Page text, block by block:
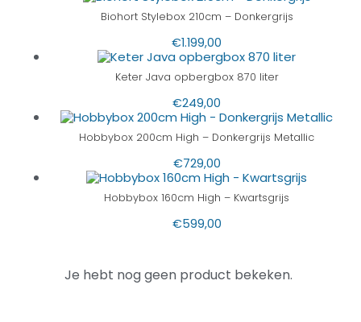
Biohort Stylebox 210cm – Donkergrijs
€1.199,00
Keter Java opbergbox 870 liter
€249,00
Hobbybox 200cm High – Donkergrijs Metallic
€729,00
Hobbybox 160cm High – Kwartsgrijs
€599,00
Je hebt nog geen product bekeken.